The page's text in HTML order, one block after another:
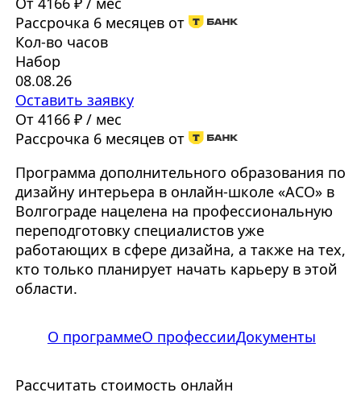
Рассрочка 6 месяцев от
Кол-во часов
Набор
08.08.26
Оставить заявку
От 4166 ₽ / мес
Рассрочка 6 месяцев от
Программа дополнительного образования по
дизайну интерьера в онлайн-школе «АСО» в
Волгограде нацелена на профессиональную
переподготовку специалистов уже
работающих в сфере дизайна, а также на тех,
кто только планирует начать карьеру в этой
области.
О программеО профессииДокументы
Рассчитать стоимость онлайн